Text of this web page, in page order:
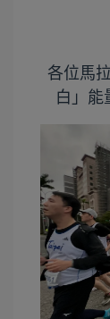
各位馬
白」能